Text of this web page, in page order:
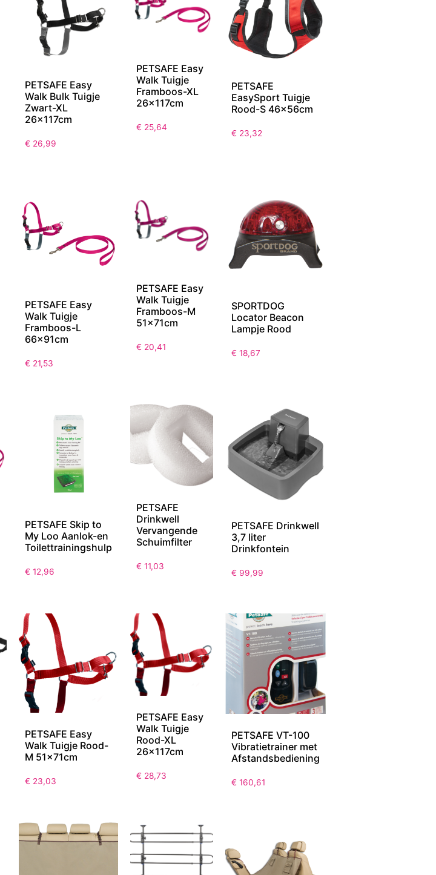
PETSAFE Easy
Walk Bulk Tuigje
Zwart-XL
26x117cm
€ 26,99
PETSAFE Easy
Walk Tuigje
Framboos-XL
26x117cm
€ 25,64
PETSAFE
EasySport Tuigje
Rood-S 46x56cm
€ 23,32
PETSAFE Easy
Walk Tuigje
Framboos-L
66x91cm
€ 21,53
PETSAFE Easy
Walk Tuigje
Framboos-M
51x71cm
€ 20,41
SPORTDOG
Locator Beacon
Lampje Rood
€ 18,67
PETSAFE Skip to
My Loo Aanlok-en
Toilettrainingshulp
€ 12,96
PETSAFE
Drinkwell
Vervangende
Schuimfilter
€ 11,03
PETSAFE Drinkwell
3,7 liter
Drinkfontein
€ 99,99
PETSAFE Easy
Walk Tuigje Rood-
M 51x71cm
€ 23,03
PETSAFE Easy
Walk Tuigje
Rood-XL
26x117cm
€ 28,73
PETSAFE VT-100
Vibratietrainer met
Afstandsbediening
€ 160,61